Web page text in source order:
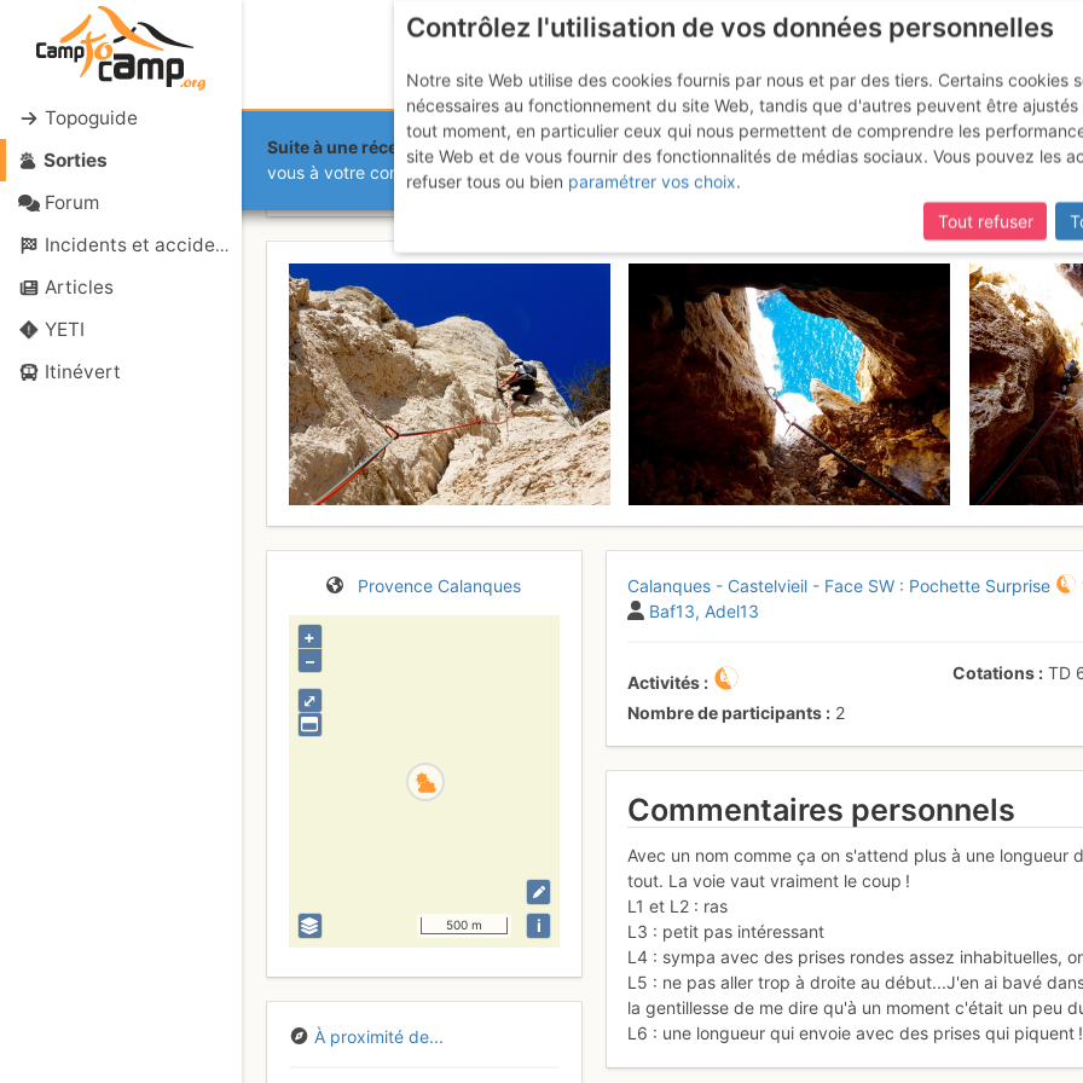
Topoguide
Sorties
Forum
Incidents et accidents
Articles
YETI
Itinévert
Suite à une récente et importante mise à jour du site,si certaines pages ne sont plus accessibles,
vous à votre compte sur le site.
Plateau de Castelvieil - Face SW : Pochette
Provence Calanques
⤢
+
–
500 m i
À proximité de...
Calanques - Castelvieil - Face SW : Pochette Surprise
Baf13 Adel13
Activités
Nombre de participants
2
Cotations TD
Commentaires personnels
Avec un nom comme ça on s'attend plus à une
tout. La voie vaut vraiment le coup !
L1 et L2 : ras
L3 : petit pas intéressant
L4 : sympa avec des prises rondes assez inhabituelles,
L5 : ne pas aller trop à droite au début...J'en ai bavé
la gentillesse de me dire qu'à un moment c'était un peu
L6 : une longueur qui envoie avec des prises qui
Contrôlez l'utilisation de vos données personnelles
Notre site Web utilise des cookies fournis par nous et par des tiers. Certains cookies
nécessaires au fonctionnement du site Web, tandis que d'autres peuvent être ajustés
tout moment, en particulier ceux qui nous permettent de comprendre les
site Web et de vous fournir des fonctionnalités de médias sociaux. Vous pouvez les
refuser tous ou bien paramétrer vos choix.
Tout refuser